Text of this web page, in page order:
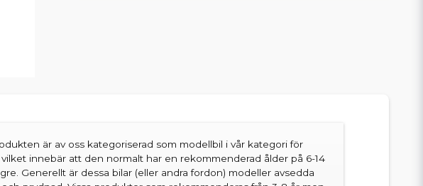
är av oss kategoriserad som modellbil i vår kategori för
innebär att den normalt har en rekommenderad ålder på 6-14
Generellt är dessa bilar (eller andra fordon) modeller avsedda